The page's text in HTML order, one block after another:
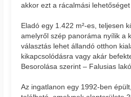
akkor ezt a rácalmási
Eladó egy 1.422 m²-es, teljesen
amelyről szép panoráma nyílik a
választás lehet állandó otthon
kikapcsolódásra vagy akár
Besorolása szerint – Falusias
Az ingatlanon egy 1992-ben